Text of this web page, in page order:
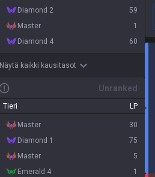
diamond 2 59
master 1
diamond 4 60
Näytä kaikki kausitasot
Unranked
Tieri LP
master 30
diamond 1 75
master 5
emerald 4 1